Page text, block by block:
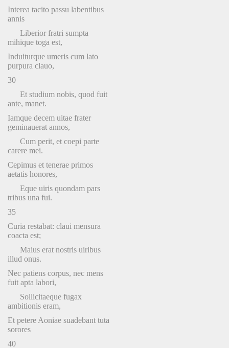
Interea tacito passu labentibus
annis
Liberior fratri sumpta
mihique toga est,
Induiturque umeris cum lato
purpura clauo,
30
Et studium nobis, quod fuit
ante, manet.
Iamque decem uitae frater
geminauerat annos,
Cum perit, et coepi parte
carere mei.
Cepimus et tenerae primos
aetatis honores,
Eque uiris quondam pars
tribus una fui.
35
Curia restabat: claui mensura
coacta est;
Maius erat nostris uiribus
illud onus.
Nec patiens corpus, nec mens
fuit apta labori,
Sollicitaeque fugax
ambitionis eram,
Et petere Aoniae suadebant tuta
sorores
40